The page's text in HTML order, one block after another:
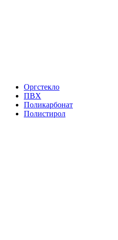
Оргстекло
ПВХ
Поликарбонат
Полистирол